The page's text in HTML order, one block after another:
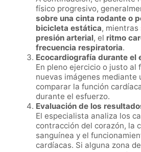
físico progresivo,
sobre una cinta rodante o
bicicleta estática, mientras
presión arterial, el ritmo
frecuencia respiratoria.
Ecocardiografía durante el
En pleno ejercicio o justo al
nuevas imágenes mediante
comparar la función
durante el esfuerzo.
Evaluación de los
El especialista analiza los
contracción del corazón, la
sanguínea y el
cardíacas. Si alguna zona